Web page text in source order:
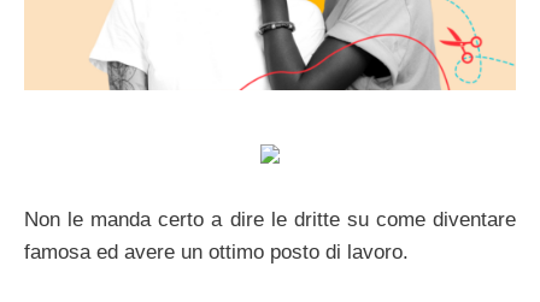
Non le manda certo a dire le dritte su come diventare
famosa ed avere un ottimo posto di lavoro.